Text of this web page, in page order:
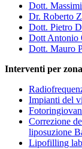
Dott.
Dr. Roberto
Dott. Pietro
Dott Antonio
Dott. Mauro
Interventi per
Impianti del
Correzione
liposuzione
Lipofilling